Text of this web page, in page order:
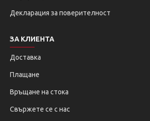
Декларация за поверителност
ЗА КЛИЕНТА
Доставка
Плащане
Връщане на стока
Свържете се с нас